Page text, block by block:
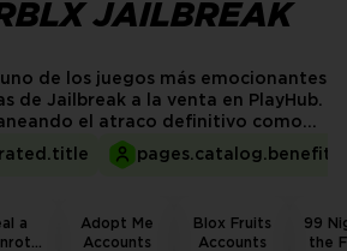
JAILBREAK
de los juegos más emocionantes
de Jailbreak a la venta en PlayHub.
el atraco definitivo como
cumplir la ley como un policía,
una ventaja inicial con dinero en el
a
Adopt Me
Accounts
Blox Fruits
Accounts
99
the